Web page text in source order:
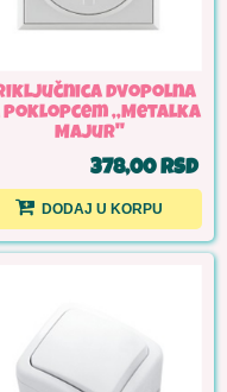
dvopolna
poklopcem ,,Metalka
Majur''
378,00 RSD
DODAJ U KORPU